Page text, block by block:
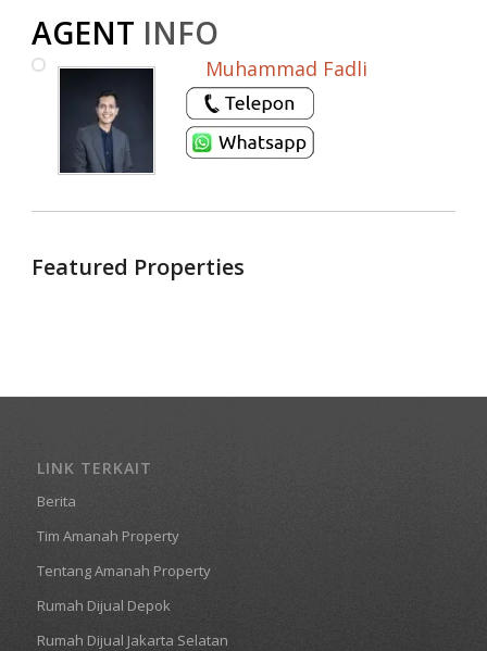
AGENT INFO
Muhammad Fadli
Featured Properties
LINK TERKAIT
Berita
Tim Amanah Property
Tentang Amanah Property
Rumah Dijual Depok
Rumah Dijual Jakarta Selatan